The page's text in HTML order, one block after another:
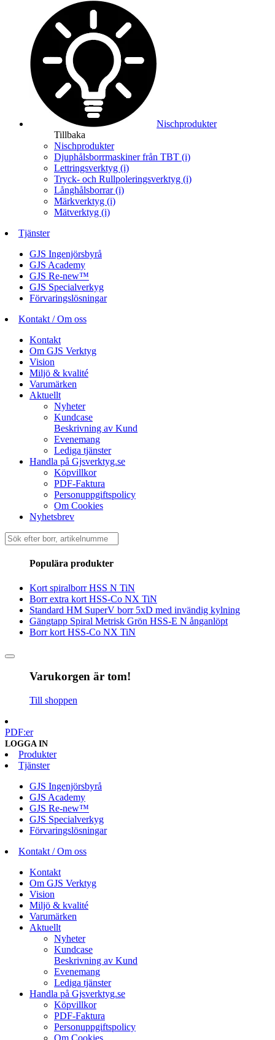
Nischprodukter
Tillbaka
Nischprodukter
Djuphålsborrmaskiner från TBT (i)
Lettringsverktyg (i)
Tryck- och Rullpoleringsverktyg (i)
Långhålsborrar (i)
Märkverktyg (i)
Mätverktyg (i)
Tjänster
GJS Ingenjörsbyrå
GJS Academy
GJS Re-new™
GJS Specialverkyg
Förvaringslösningar
Kontakt / Om oss
Kontakt
Om GJS Verktyg
Vision
Miljö & kvalité
Varumärken
Aktuellt
Nyheter
Kundcase
Beskrivning av Kund
Evenemang
Lediga tjänster
Handla på Gjsverktyg.se
Köpvillkor
PDF-Faktura
Personuppgiftspolicy
Om Cookies
Nyhetsbrev
Sök
efter:
Populära produkter
Kort spiralborr HSS N TiN
Borr extra kort HSS-Co NX TiN
Standard HM SuperV borr 5xD med invändig kylning
Gängtapp Spiral Metrisk Grön HSS-E N ånganlöpt
Borr kort HSS-Co NX TiN
Varukorgen är tom!
Till shoppen
PDF:er
LOGGA IN
Produkter
Tjänster
GJS Ingenjörsbyrå
GJS Academy
GJS Re-new™
GJS Specialverkyg
Förvaringslösningar
Kontakt / Om oss
Kontakt
Om GJS Verktyg
Vision
Miljö & kvalité
Varumärken
Aktuellt
Nyheter
Kundcase
Beskrivning av Kund
Evenemang
Lediga tjänster
Handla på Gjsverktyg.se
Köpvillkor
PDF-Faktura
Personuppgiftspolicy
Om Cookies